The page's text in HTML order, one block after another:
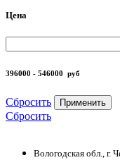
Цена
396000 - 546000 руб
Сбросить Применить
Сбросить
Вологодская обл., г.